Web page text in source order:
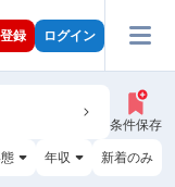
録 ログイン
条件保存
年収 新着のみ